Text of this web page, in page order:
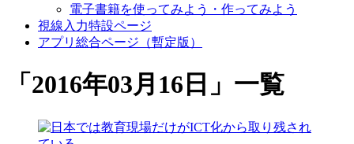
電子書籍を使ってみよう・作ってみよう
視線入力特設ページ
アプリ総合ページ（暫定版）
「 2016年03月16日 」 一覧